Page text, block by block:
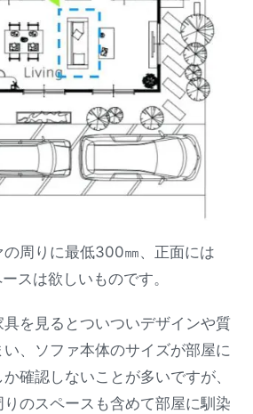
の周りに最低300㎜、正面には
スは欲しいものです。
を見るとついついデザインや質
、ソファ本体のサイズが部屋に
確認しないことが多いですが、
のスペースも含めて部屋に馴染